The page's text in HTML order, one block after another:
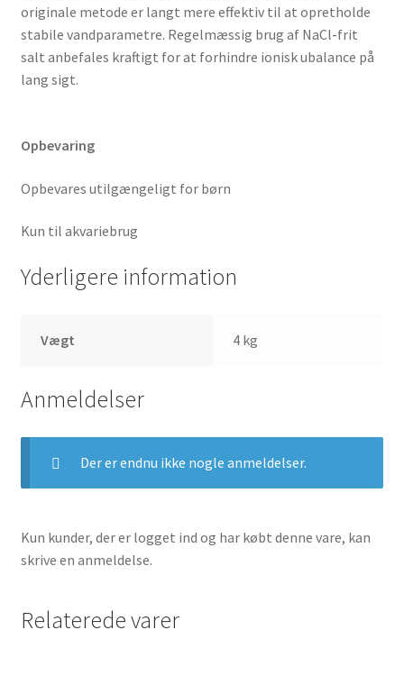
originale metode er langt mere effektiv til at opretholde
stabile vandparametre. Regelmæssig brug af NaCl-frit
salt anbefales kraftigt for at forhindre ionisk ubalance på
lang sigt.
Opbevaring
Opbevares utilgængeligt for børn
Kun til akvariebrug
Yderligere information
Vægt 4 kg
Anmeldelser
Der er endnu ikke nogle anmeldelser.
Kun kunder, der er logget ind og har købt denne vare, kan
skrive en anmeldelse.
Relaterede varer